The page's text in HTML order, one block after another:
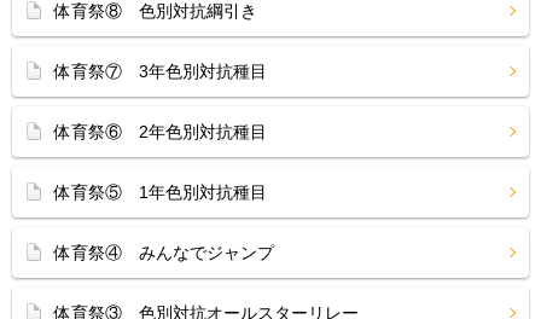
体育祭⑧ 色別対抗綱引き
体育祭⑦ 3年色別対抗種目
体育祭⑥ 2年色別対抗種目
体育祭⑤ 1年色別対抗種目
体育祭④ みんなでジャンプ
体育祭③ 色別対抗オールスターリレー